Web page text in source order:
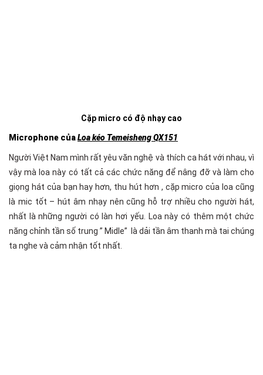
Cặp micro có độ nhạy cao
Microphone củaLoa kéo Temeisheng QX151
Người Việt Nam mình rất yêu văn nghệ và thích ca hát với nhau, vì
vậy mà loa này có tất cả các chức năng để nâng đỡ và làm cho
giọng hát của bạn hay hơn, thu hút hơn , cặp micro của loa cũng
là mic tốt – hút âm nhạy nên cũng hỗ trợ nhiều cho người hát,
nhất là những người có làn hơi yếu. Loa này có thêm một chức
năng chỉnh tần số trung ” Midle” là dải tần âm thanh mà tai chúng
ta nghe và cảm nhận tốt nhất.